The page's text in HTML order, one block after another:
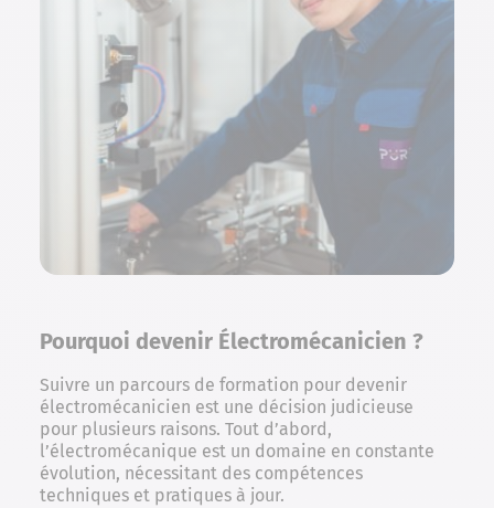
Pourquoi devenir Électromécanicien ?
Suivre un parcours de formation pour devenir
électromécanicien est une décision judicieuse
pour plusieurs raisons. Tout d’abord,
l’électromécanique est un domaine en constante
évolution, nécessitant des compétences
techniques et pratiques à jour.